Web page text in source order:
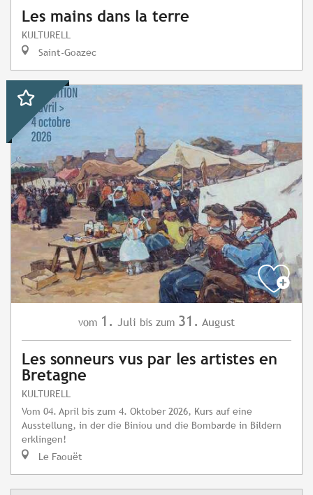
Les mains dans la terre
KULTURELL
Saint-Goazec
vom 1. Juli bis zum 31. August
Les sonneurs vus par les artistes en
Bretagne
KULTURELL
Vom 04. April bis zum 4. Oktober 2026, Kurs auf eine
Ausstellung, in der die Biniou und die Bombarde in Bildern
erklingen!
Le Faouët